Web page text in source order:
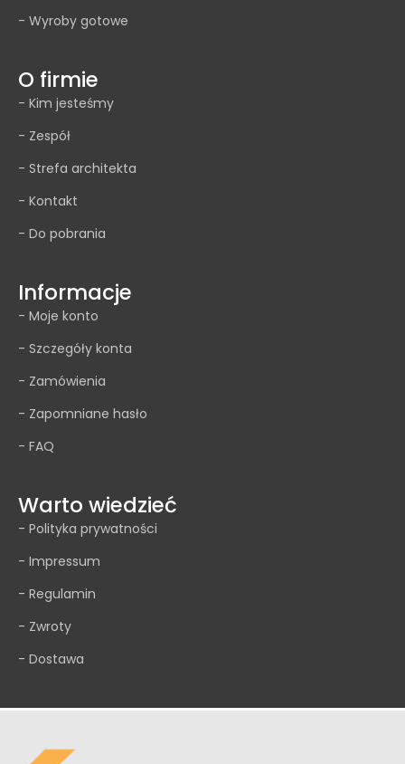
- Wyroby gotowe
O firmie
- Kim jesteśmy
- Zespół
- Strefa architekta
- Kontakt
- Do pobrania
Informacje
- Moje konto
- Szczegóły konta
- Zamówienia
- Zapomniane hasło
- FAQ
Warto wiedzieć
- Polityka prywatności
- Impressum
- Regulamin
- Zwroty
- Dostawa